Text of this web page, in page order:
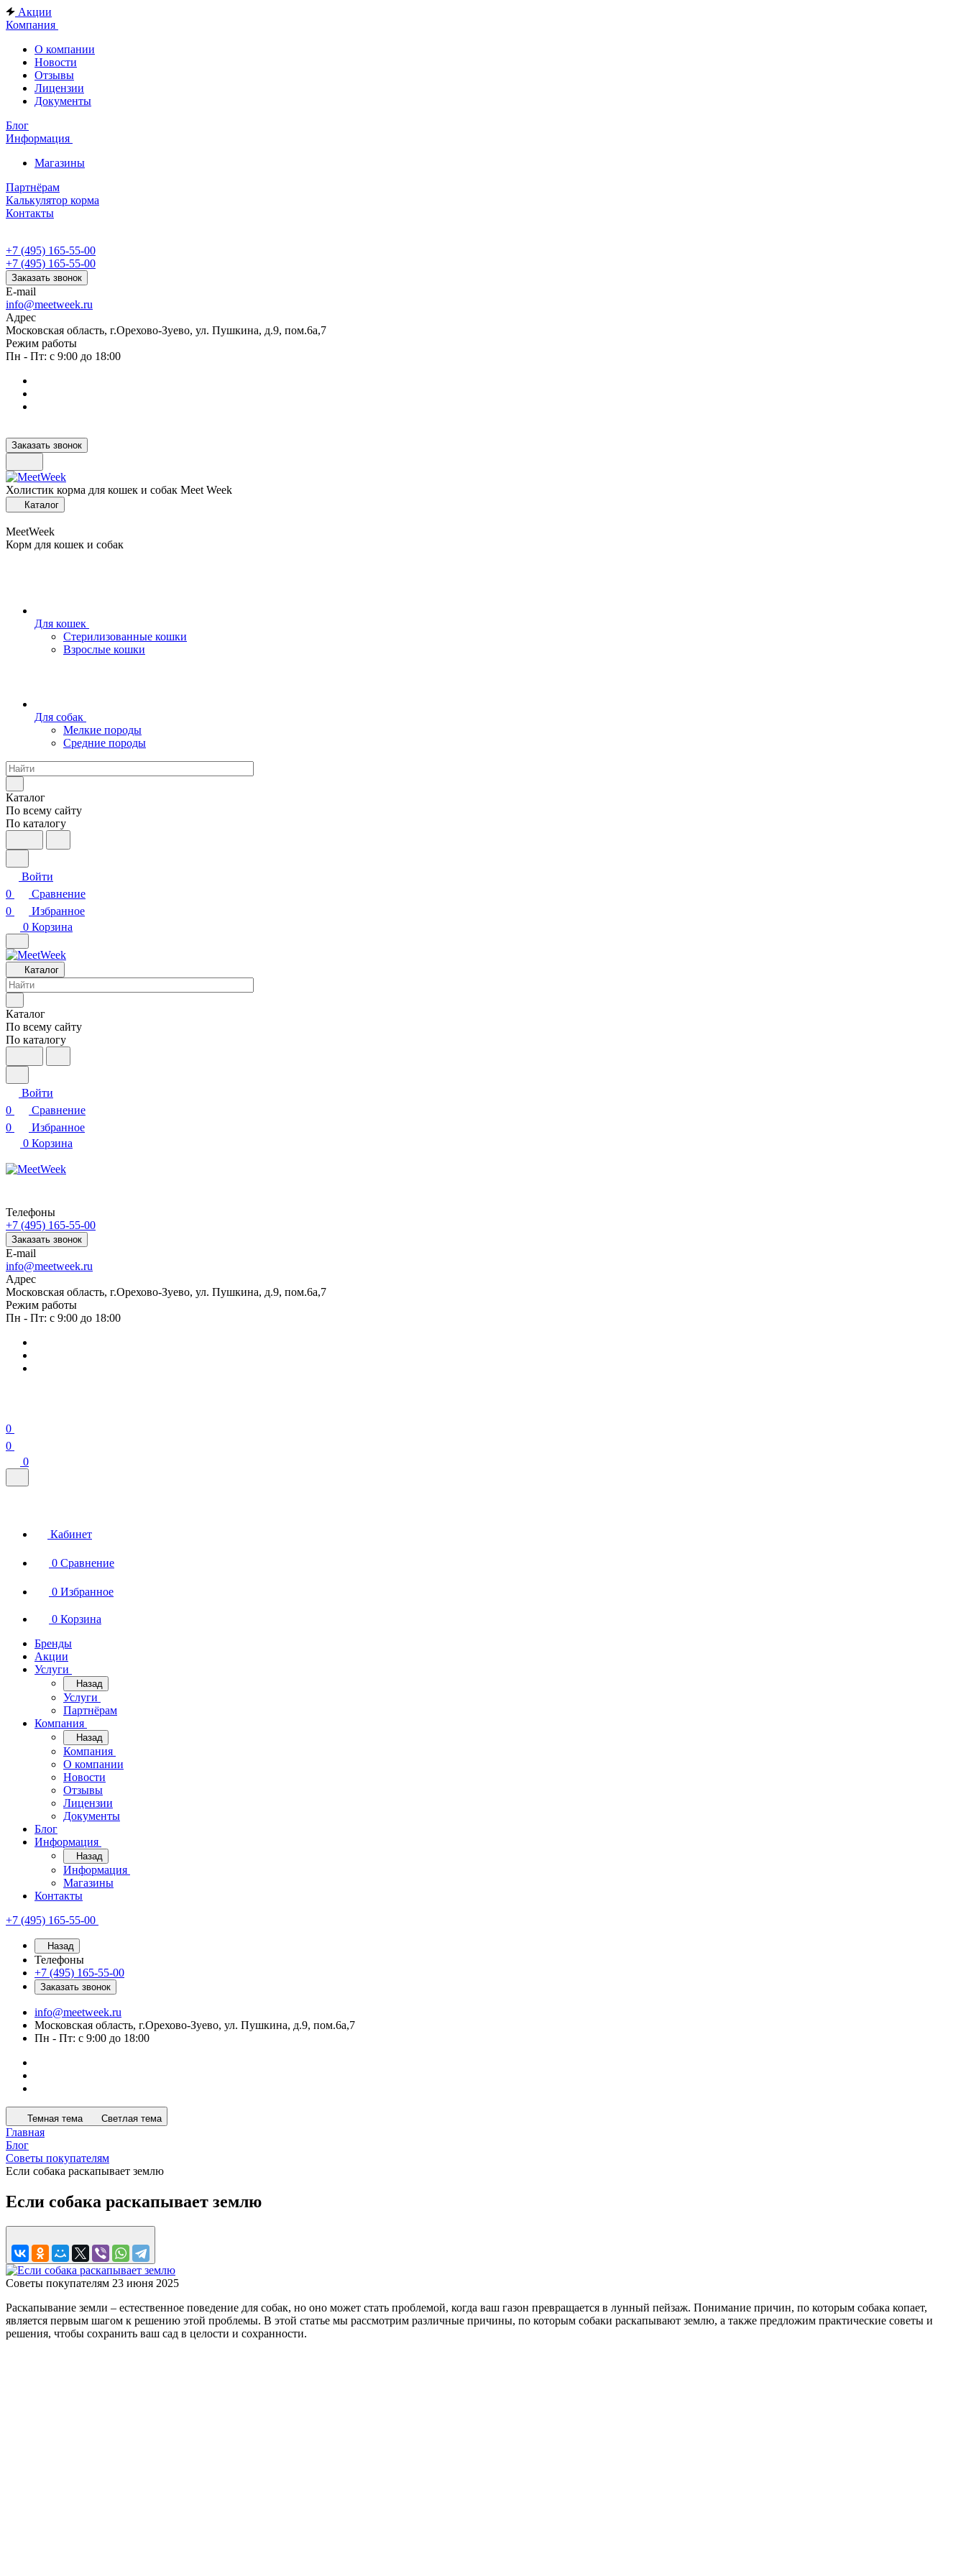
Акции
Компания
О компании
Новости
Отзывы
Лицензии
Документы
Блог
Информация
Магазины
Партнёрам
Калькулятор корма
Контакты
+7 (495) 165-55-00
+7 (495) 165-55-00
Заказать звонок
E-mail
info@meetweek.ru
Адрес
Московская область, г.Орехово-Зуево, ул. Пушкина, д.9, пом.6а,7
Режим работы
Пн - Пт: с 9:00 до 18:00
Заказать звонок
Холистик корма для кошек и собак Meet Week
Каталог
MeetWeek
Корм для кошек и собак
Для кошек
Стерилизованные кошки
Взрослые кошки
Для собак
Мелкие породы
Средние породы
Каталог
По всему сайту
По каталогу
Войти
0
Сравнение
0
Избранное
0 Корзина
Каталог
Каталог
По всему сайту
По каталогу
Войти
0
Сравнение
0
Избранное
0 Корзина
Телефоны
+7 (495) 165-55-00
Заказать звонок
E-mail
info@meetweek.ru
Адрес
Московская область, г.Орехово-Зуево, ул. Пушкина, д.9, пом.6а,7
Режим работы
Пн - Пт: с 9:00 до 18:00
0
0
0
Кабинет
0 Сравнение
0 Избранное
0 Корзина
Бренды
Акции
Услуги
Назад
Услуги
Партнёрам
Компания
Назад
Компания
О компании
Новости
Отзывы
Лицензии
Документы
Блог
Информация
Назад
Информация
Магазины
Контакты
+7 (495) 165-55-00
Назад
Телефоны
+7 (495) 165-55-00
Заказать звонок
info@meetweek.ru
Московская область, г.Орехово-Зуево, ул. Пушкина, д.9, пом.6а,7
Пн - Пт: с 9:00 до 18:00
Темная тема Светлая тема
Главная
Блог
Советы покупателям
Если собака раскапывает землю
Если собака раскапывает землю
Советы покупателям 23 июня 2025
Раскапывание земли – естественное поведение для собак, но оно может стать проблемой, когда ваш газон превращается в лунный пейзаж. Понимание причин, по которым собака копает,
является первым шагом к решению этой проблемы. В этой статье мы рассмотрим различные причины, по которым собаки раскапывают землю, а также предложим практические советы и
решения, чтобы сохранить ваш сад в целости и сохранности.